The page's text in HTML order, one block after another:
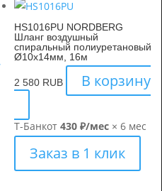
HS1016PU NORDBERG
Шланг воздушный
спиральный полиуретановый
Ø10х14мм, 16м
2 580 RUB В корзину
Т-Банкот430 ₽/мес × 6 мес
Заказ в 1 клик